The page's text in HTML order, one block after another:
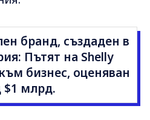
бранд, създаден в
Пътят на Shelly
бизнес, оценяван
$1 млрд.